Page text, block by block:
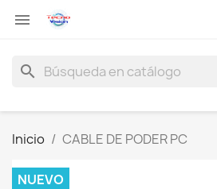

search
Inicio CABLE DE PODER PC
NUEVO